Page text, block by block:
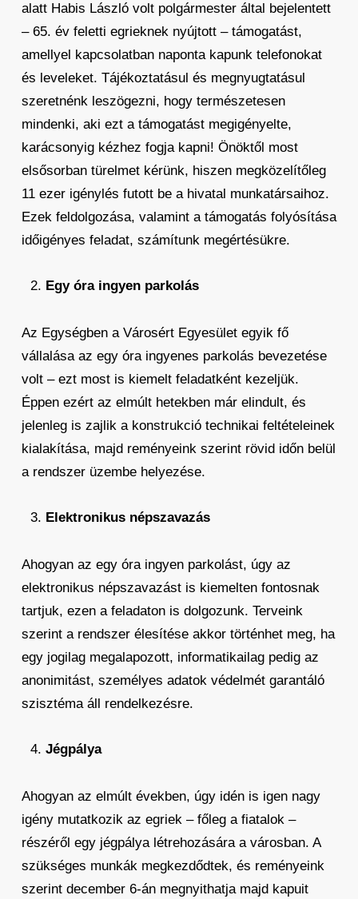
alatt Habis László volt polgármester által bejelentett
– 65. év feletti egrieknek nyújtott – támogatást,
amellyel kapcsolatban naponta kapunk telefonokat
és leveleket. Tájékoztatásul és megnyugtatásul
szeretnénk leszögezni, hogy természetesen
mindenki, aki ezt a támogatást megigényelte,
karácsonyig kézhez fogja kapni! Önöktől most
elsősorban türelmet kérünk, hiszen megközelítőleg
11 ezer igénylés futott be a hivatal munkatársaihoz.
Ezek feldolgozása, valamint a támogatás folyósítása
időigényes feladat, számítunk megértésükre.
Egy óra ingyen parkolás
Az Egységben a Városért Egyesület egyik fő
vállalása az egy óra ingyenes parkolás bevezetése
volt – ezt most is kiemelt feladatként kezeljük.
Éppen ezért az elmúlt hetekben már elindult, és
jelenleg is zajlik a konstrukció technikai feltételeinek
kialakítása, majd reményeink szerint rövid időn belül
a rendszer üzembe helyezése.
Elektronikus népszavazás
Ahogyan az egy óra ingyen parkolást, úgy az
elektronikus népszavazást is kiemelten fontosnak
tartjuk, ezen a feladaton is dolgozunk. Terveink
szerint a rendszer élesítése akkor történhet meg, ha
egy jogilag megalapozott, informatikailag pedig az
anonimitást, személyes adatok védelmét garantáló
szisztéma áll rendelkezésre.
Jégpálya
Ahogyan az elmúlt években, úgy idén is igen nagy
igény mutatkozik az egriek – főleg a fiatalok –
részéről egy jégpálya létrehozására a városban. A
szükséges munkák megkezdődtek, és reményeink
szerint december 6-án megnyithatja majd kapuit